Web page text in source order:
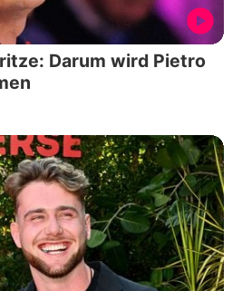
Darum wird Pietro